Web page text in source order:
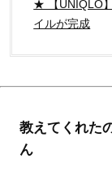
★ 【UNIQLO
イルが完成
教えてくれた
ん